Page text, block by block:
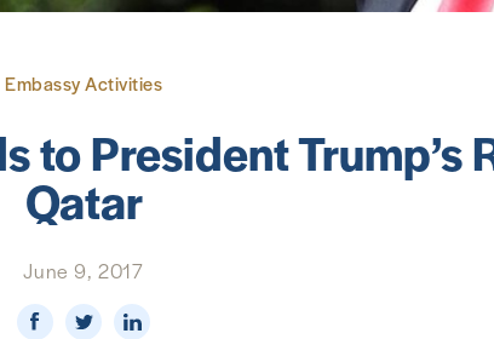
Embassy Activities
to President Trump’s
Qatar
June 9, 2017